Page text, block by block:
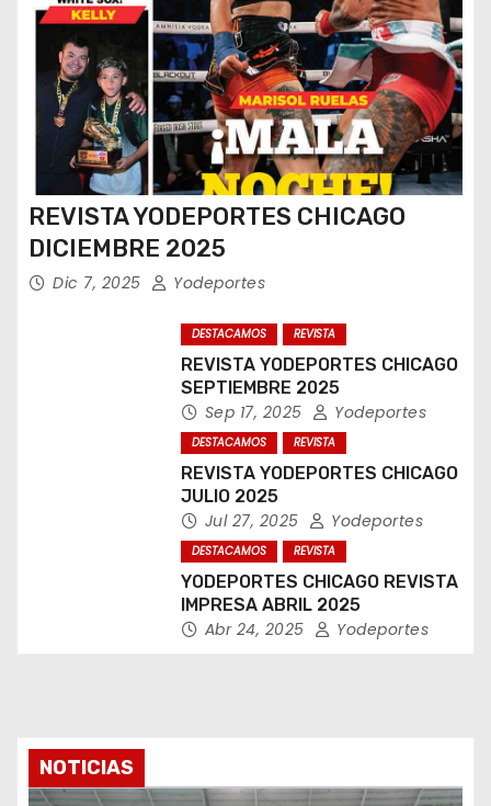
REVISTA YODEPORTES CHICAGO
DICIEMBRE 2025
Dic 7, 2025 Yodeportes
DESTACAMOS REVISTA
REVISTA YODEPORTES CHICAGO
SEPTIEMBRE 2025
Sep 17, 2025 Yodeportes
DESTACAMOS REVISTA
REVISTA YODEPORTES CHICAGO
JULIO 2025
Jul 27, 2025 Yodeportes
DESTACAMOS REVISTA
YODEPORTES CHICAGO REVISTA
IMPRESA ABRIL 2025
Abr 24, 2025 Yodeportes
NOTICIAS